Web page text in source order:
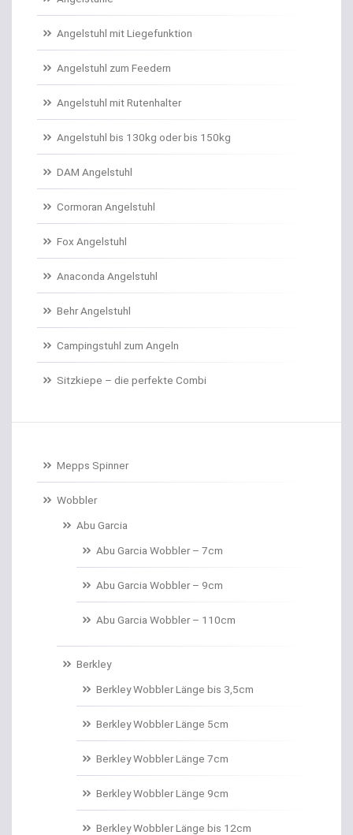
Angelschnur Waller
Angelschnur Zander/Barsch
Angelstühle
Angelstuhl Behr
Anti Tangle Booms
Assist Hooks
Auftriebskugeln
Auftriebssysteme für Köder
Baitcastrollen
Baitformer für Forellenteig
Banksticks/Erdspeere
Barrows & Trolleys
Barschhaken gebunden
Bauchtaschen
Bedchairs
Angelstuhl mit Liegefunktion
Angelstuhl zum Feedern
Angelstuhl mit Rutenhalter
Angelstuhl bis 130kg oder bis 150kg
DAM Angelstuhl
Cormoran Angelstuhl
Fox Angelstuhl
Anaconda Angelstuhl
Behr Angelstuhl
Campingstuhl zum Angeln
Sitzkiepe – die perfekte Combi
Mepps Spinner
Wobbler
Abu Garcia
Abu Garcia Wobbler – 7cm
Abu Garcia Wobbler – 9cm
Abu Garcia Wobbler – 110cm
Berkley
Berkley Wobbler Länge bis 3,5cm
Berkley Wobbler Länge 5cm
Berkley Wobbler Länge 7cm
Berkley Wobbler Länge 9cm
Berkley Wobbler Länge bis 12cm